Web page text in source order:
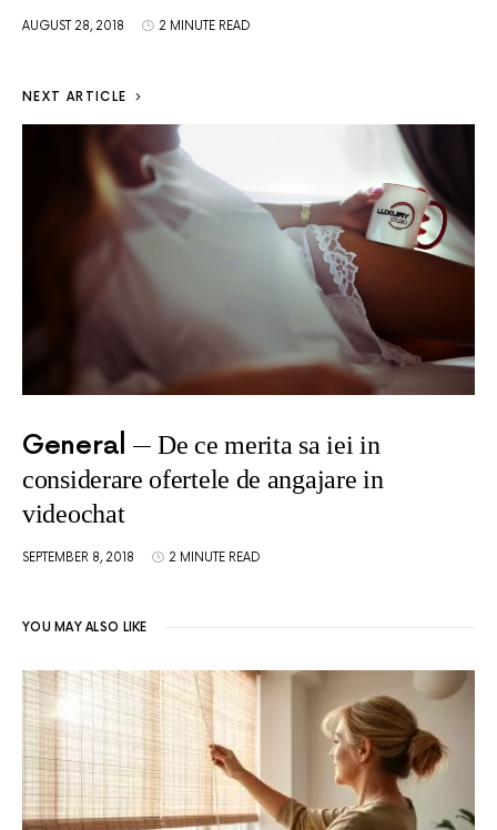
AUGUST 28, 2018 2 MINUTE READ
NEXT ARTICLE
General
De ce merita sa iei in
considerare ofertele de angajare in
videochat
SEPTEMBER 8, 2018 2 MINUTE READ
YOU MAY ALSO LIKE